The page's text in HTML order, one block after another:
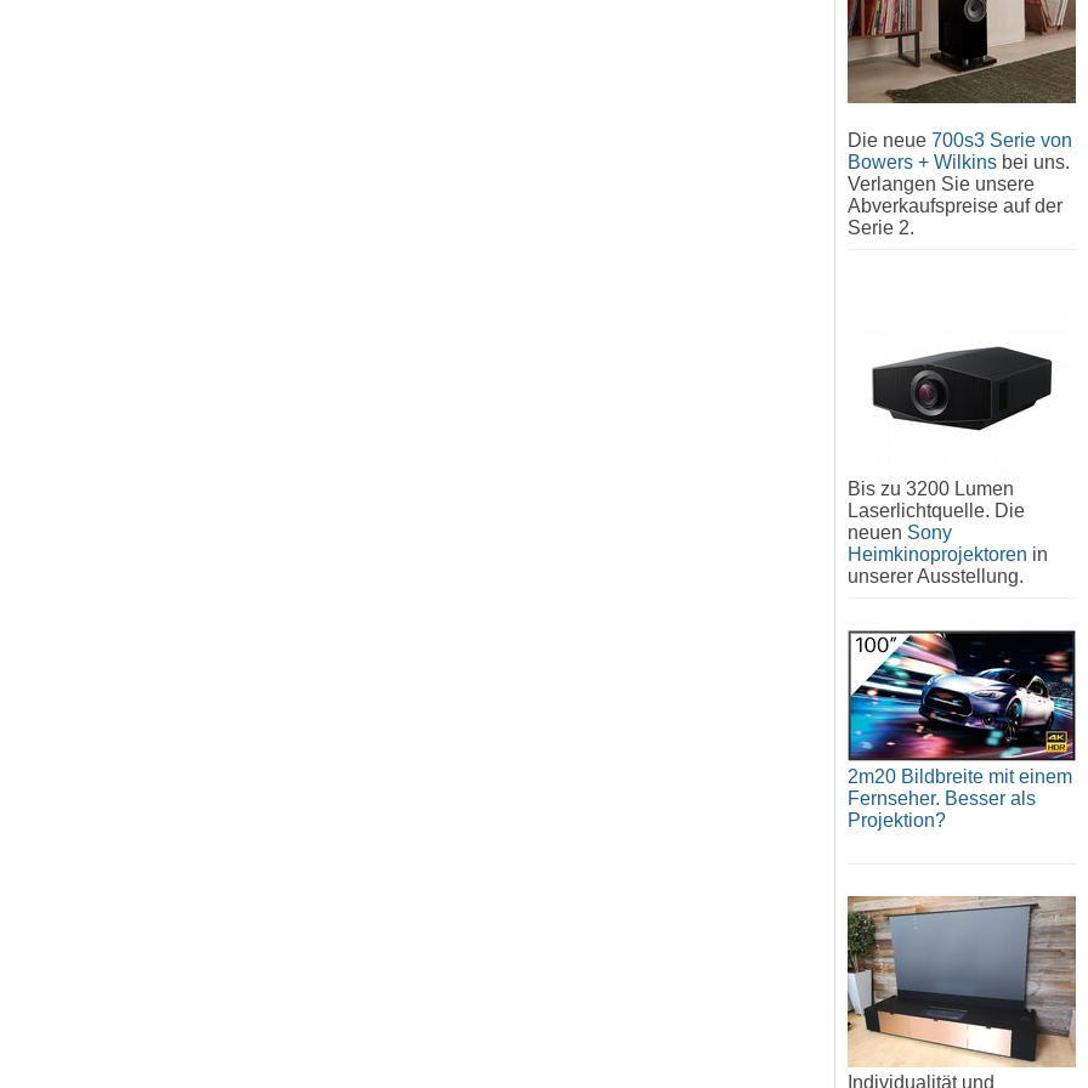
Die neue 700s3 Serie von
Bowers + Wilkins bei uns.
Verlangen Sie unsere
Abverkaufspreise auf der
Serie 2.
Bis zu 3200 Lumen
Laserlichtquelle. Die
neuen Sony
Heimkinoprojektoren in
unserer Ausstellung.
2m20 Bildbreite mit einem
Fernseher. Besser als
Projektion?
Individualität und